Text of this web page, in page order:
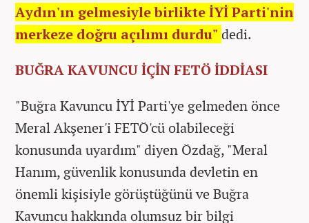
Aydın'ın gelmesiyle birlikte İYİ Parti'nin
merkeze doğru açılımı durdu" dedi.
BUĞRA KAVUNCU İÇİN FETÖ İDDİASI
"Buğra Kavuncu İYİ Parti'ye gelmeden önce
Meral Akşener'i FETÖ'cü olabileceği
konusunda uyardım" diyen Özdağ, "Meral
Hanım, güvenlik konusunda devletin en
önemli kişisiyle görüştüğünü ve Buğra
Kavuncu hakkında olumsuz bir bilgi